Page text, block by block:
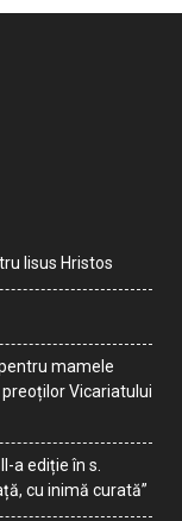
Iisus Hristos
mamele
Vicariatului
a ediție în s.
cu inimă curată”